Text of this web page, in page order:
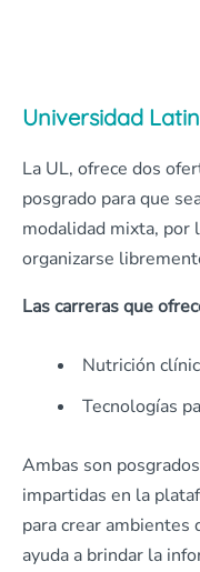
Universidad
La UL, ofrece dos
posgrado para que
modalidad mixta, por
organizarse
Las carreras que
Nutrición
Tecnologías
Ambas son
impartidas en la
para crear ambientes
ayuda a brindar la